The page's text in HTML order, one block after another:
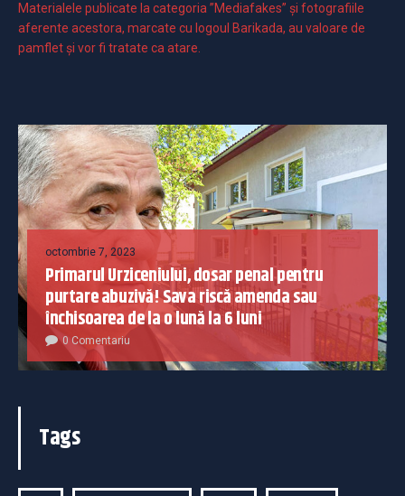
Materialele publicate la categoria ”Mediafakes” și fotografiile
aferente acestora, marcate cu logoul Barikada, au valoare de
pamflet și vor fi tratate ca atare.
octombrie 7, 2023
Primarul Urziceniului, dosar penal pentru
purtare abuzivă! Sava riscă amenda sau
închisoarea de la o lună la 6 luni
0 Comentariu
Tags